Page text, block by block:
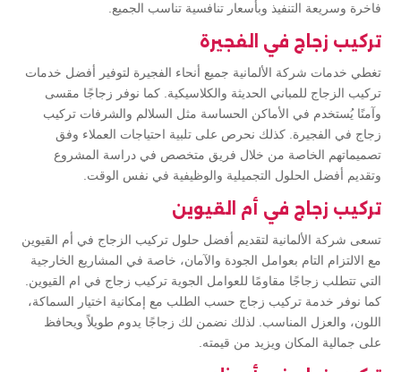
فاخرة وسريعة التنفيذ وبأسعار تنافسية تناسب الجميع.
تركيب زجاج في الفجيرة
تغطي خدمات شركة الألمانية جميع أنحاء الفجيرة لتوفير أفضل خدمات
تركيب الزجاج للمباني الحديثة والكلاسيكية. كما نوفر زجاجًا مقسى
وآمنًا يُستخدم في الأماكن الحساسة مثل السلالم والشرفات تركيب
زجاج في الفجيرة. كذلك نحرص على تلبية احتياجات العملاء وفق
تصميماتهم الخاصة من خلال فريق متخصص في دراسة المشروع
وتقديم أفضل الحلول التجميلية والوظيفية في نفس الوقت.
تركيب زجاج في أم القيوين
تسعى شركة الألمانية لتقديم أفضل حلول تركيب الزجاج في أم القيوين
مع الالتزام التام بعوامل الجودة والآمان، خاصة في المشاريع الخارجية
التي تتطلب زجاجًا مقاومًا للعوامل الجوية تركيب زجاج في ام القيوين.
كما نوفر خدمة تركيب زجاج حسب الطلب مع إمكانية اختيار السماكة،
اللون، والعزل المناسب. لذلك نضمن لك زجاجًا يدوم طويلاً ويحافظ
على جمالية المكان ويزيد من قيمته.